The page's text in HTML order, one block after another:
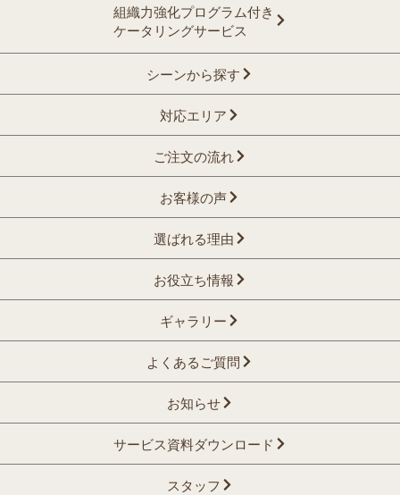
組織力強化プログラム付き
ケータリングサービス
シーンから探す
対応エリア
ご注文の流れ
お客様の声
選ばれる理由
お役立ち情報
ギャラリー
よくあるご質問
お知らせ
サービス資料ダウンロード
スタッフ